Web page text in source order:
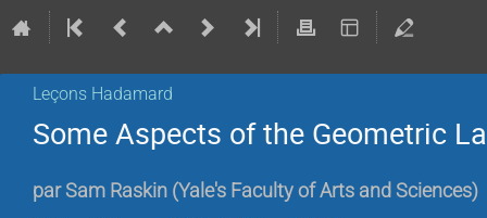
Leçons Hadamard
Some Aspects of the Geometric
par Sam Raskin (Yale's Faculty of Arts and Sciences)